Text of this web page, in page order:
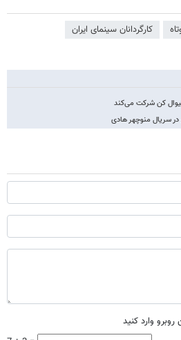
کارگردانان سینمای ایران
کن شرکت می‌کند
سریال منوچهر هادی
وارد کنید